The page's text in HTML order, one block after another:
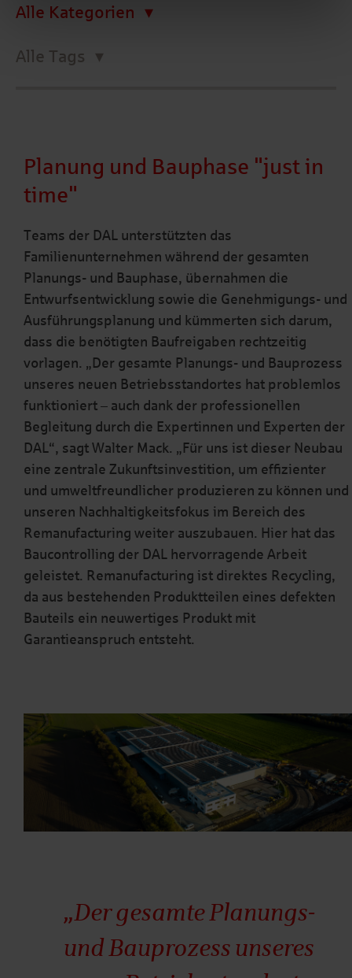
Alle Kategorien
Alle Tags
Planung und Bauphase "just in
time"
Teams der DAL unterstützten das
Familienunternehmen während der gesamten
Planungs- und Bauphase, übernahmen die
Entwurfsentwicklung sowie die Genehmigungs- und
Ausführungsplanung und kümmerten sich darum,
dass die benötigten Baufreigaben rechtzeitig
vorlagen. „Der gesamte Planungs- und Bauprozess
unseres neuen Betriebsstandortes hat problemlos
funktioniert – auch dank der professionellen
Begleitung durch die Expertinnen und Experten der
DAL“, sagt Walter Mack. „Für uns ist dieser Neubau
eine zentrale Zukunftsinvestition, um effizienter
und umweltfreundlicher produzieren zu können und
unseren Nachhaltigkeitsfokus im Bereich des
Remanufacturing weiter auszubauen. Hier hat das
Baucontrolling der DAL hervorragende Arbeit
geleistet. Remanufacturing ist direktes Recycling,
da aus bestehenden Produktteilen eines defekten
Bauteils ein neuwertiges Produkt mit
Garantieanspruch entsteht.
„Der gesamte Planungs-
und Bauprozess unseres